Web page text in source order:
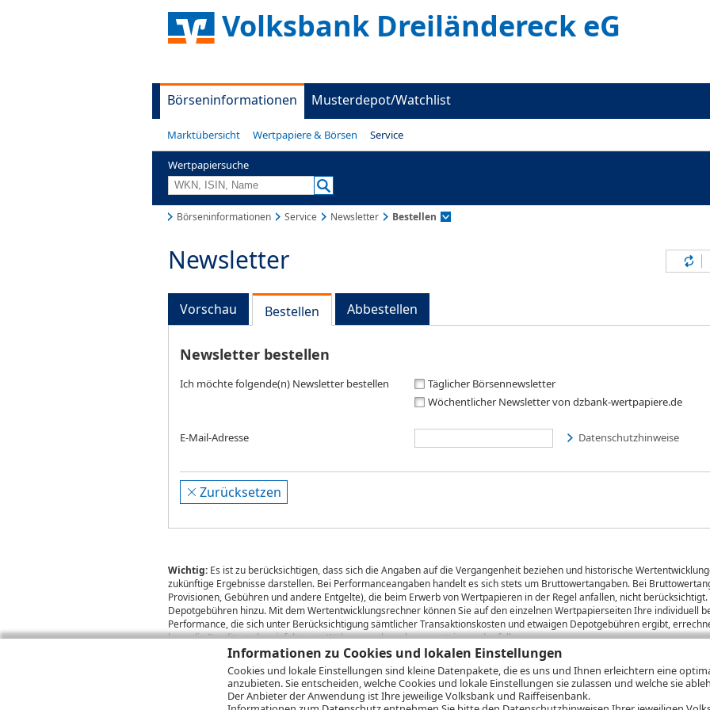
Informationen zu Cookies und lokalen Einstellungen
Cookies und lokale Einstellungen sind kleine Datenpakete, die es uns und Ihnen erleichtern eine
anzubieten. Sie entscheiden, welche Cookies und lokale Einstellungen sie zulassen und welche sie
Der Anbieter der Anwendung ist Ihre jeweilige Volksbank und Raiffeisenbank.
Volksbank Dreiländereck eG
Börseninformationen Musterdepot/Watchlist
Marktübersicht Wertpapiere & Börsen Service
Wertpapiersuche
Börseninformationen Service Newsletter Bestellen
Newsletter
Vorschau Bestellen Abbestellen
Newsletter bestellen
Ich möchte folgende(n) Newsletter bestellen
Täglicher Börsennewsletter
Wöchentlicher Newsletter von dzbank-wertpapiere.de
E-Mail-Adresse Datenschutzhinweise
Zurücksetzen
Wichtig: Es ist zu berücksichtigen, dass sich die Angaben auf die Vergangenheit beziehen und historische
zukünftige Ergebnisse darstellen. Bei Performanceangaben handelt es sich stets um Bruttowertangaben. Bei
Provisionen, Gebühren und andere Entgelte), die beim Erwerb von Wertpapieren in der Regel anfallen, nicht
Depotgebühren hinzu. Mit dem Wertentwicklungsrechner können Sie auf den einzelnen Wertpapierseiten Ihre individuell
Performance, die sich unter Berücksichtigung sämtlicher Transaktionskosten und etwaigen Depotgebühren ergibt,
kann die Rendite zudem infolge von Währungsschwankungen steigen oder fallen.
DZ BANK AGBitte beachten Sie dieNutzungsbedingungen Impressum Datenschutz
2026 Infront Financial Technology GmbH